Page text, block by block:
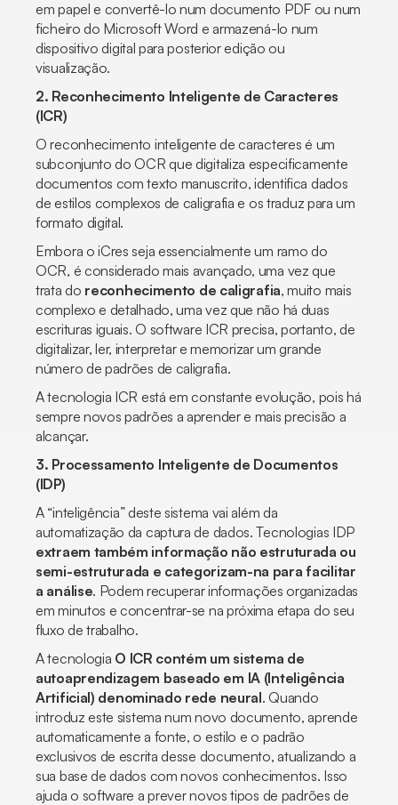
em papel e convertê-lo num documento PDF ou num
ficheiro do Microsoft Word e armazená-lo num
dispositivo digital para posterior edição ou
visualização.
2. Reconhecimento Inteligente de Caracteres
(ICR)
O reconhecimento inteligente de caracteres é um
subconjunto do OCR que digitaliza especificamente
documentos com texto manuscrito, identifica dados
de estilos complexos de caligrafia e os traduz para um
formato digital.
Embora o iCres seja essencialmente um ramo do
OCR, é considerado mais avançado, uma vez que
trata do reconhecimento de caligrafia, muito mais
complexo e detalhado, uma vez que não há duas
escrituras iguais. O software ICR precisa, portanto, de
digitalizar, ler, interpretar e memorizar um grande
número de padrões de caligrafia.
A tecnologia ICR está em constante evolução, pois há
sempre novos padrões a aprender e mais precisão a
alcançar.
3. Processamento Inteligente de Documentos
(IDP)
A “inteligência” deste sistema vai além da
automatização da captura de dados. Tecnologias IDP
extraem também informação não estruturada ou
semi-estruturada e categorizam-na para facilitar
a análise. Podem recuperar informações organizadas
em minutos e concentrar-se na próxima etapa do seu
fluxo de trabalho.
A tecnologia O ICR contém um sistema de
autoaprendizagem baseado em IA (Inteligência
Artificial) denominado rede neural. Quando
introduz este sistema num novo documento, aprende
automaticamente a fonte, o estilo e o padrão
exclusivos de escrita desse documento, atualizando a
sua base de dados com novos conhecimentos. Isso
ajuda o software a prever novos tipos de padrões de